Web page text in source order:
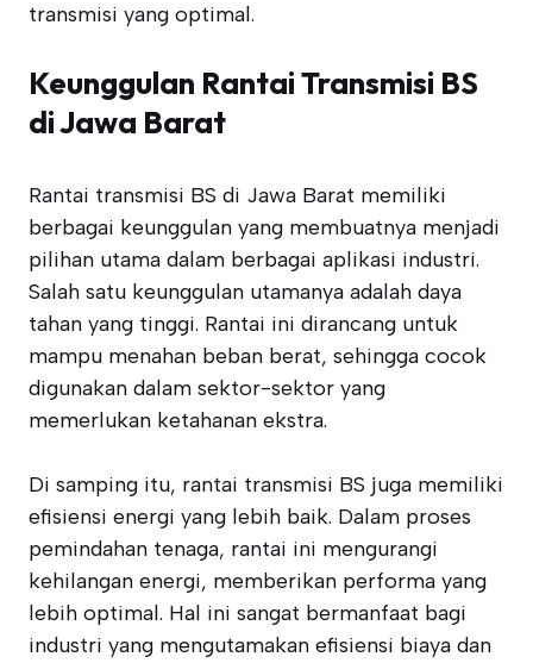
transmisi yang optimal.
Keunggulan Rantai Transmisi BS
di Jawa Barat
Rantai transmisi BS di Jawa Barat memiliki
berbagai keunggulan yang membuatnya menjadi
pilihan utama dalam berbagai aplikasi industri.
Salah satu keunggulan utamanya adalah daya
tahan yang tinggi. Rantai ini dirancang untuk
mampu menahan beban berat, sehingga cocok
digunakan dalam sektor-sektor yang
memerlukan ketahanan ekstra.
Di samping itu, rantai transmisi BS juga memiliki
efisiensi energi yang lebih baik. Dalam proses
pemindahan tenaga, rantai ini mengurangi
kehilangan energi, memberikan performa yang
lebih optimal. Hal ini sangat bermanfaat bagi
industri yang mengutamakan efisiensi biaya dan